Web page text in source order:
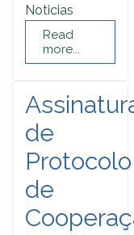
Noticias
Read
more...
de
Protocolo
de